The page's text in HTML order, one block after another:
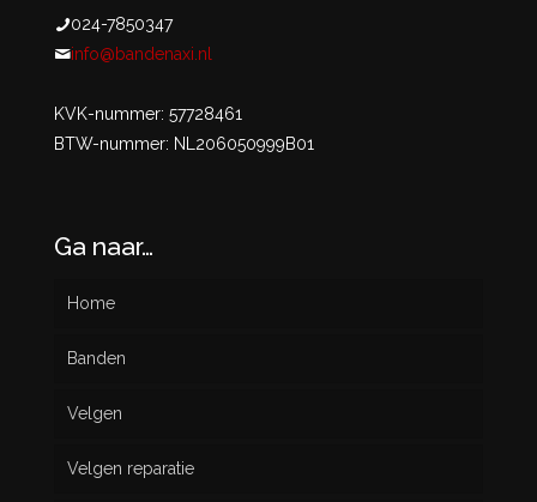
024-7850347
info@bandenaxi.nl
KVK-nummer: 57728461
BTW-nummer: NL206050999B01
Ga naar…
Home
Banden
Nieuw
Gebruikt
Velgen
Velgen reparatie